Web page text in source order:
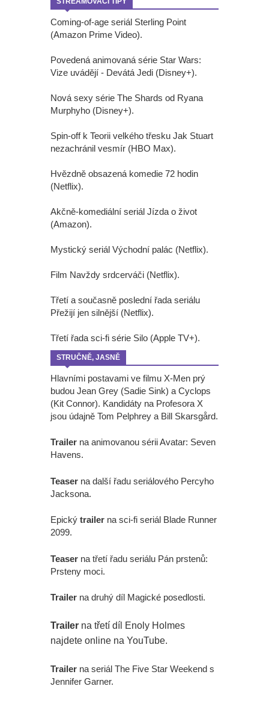
Coming-of-age seriál Sterling Point
(Amazon Prime Video).
Povedená animovaná série Star Wars:
Vize uvádějí - Devátá Jedi (Disney+).
Nová sexy série The Shards od Ryana
Murphyho (Disney+).
Spin-off k Teorii velkého třesku Jak Stuart
nezachránil vesmír (HBO Max).
Hvězdně obsazená komedie 72 hodin
(Netflix).
Akčně-komediální seriál Jízda o život
(Amazon).
Mystický seriál Východní palác (Netflix).
Film Navždy srdcerváči (Netflix).
Třetí a současně poslední řada seriálu
Přežijí jen silnější (Netflix).
Třetí řada sci-fi série Silo (Apple TV+).
STRUČNĚ, JASNĚ
Hlavními postavami ve filmu X-Men prý
budou Jean Grey (Sadie Sink) a Cyclops
(Kit Connor). Kandidáty na Profesora X
jsou údajně Tom Pelphrey a Bill Skarsgård.
Trailer na animovanou sérii Avatar: Seven
Havens.
Teaser na další řadu seriálového Percyho
Jacksona.
Epický trailer na sci-fi seriál Blade Runner
2099.
Teaser na třetí řadu seriálu Pán prstenů:
Prsteny moci.
Trailer na druhý díl Magické posedlosti.
Trailer na třetí díl Enoly Holmes
najdete online na YouTube.
Trailer na seriál The Five Star Weekend s
Jennifer Garner.